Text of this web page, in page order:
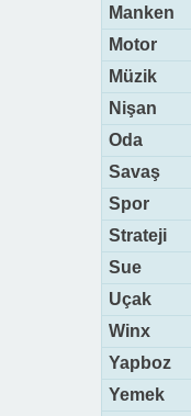
Manken
Motor
Müzik
Nişan
Oda
Savaş
Spor
Strateji
Sue
Uçak
Winx
Yapboz
Yemek